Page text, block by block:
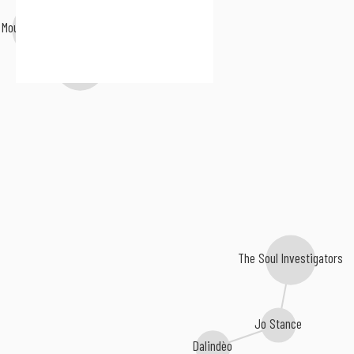
The Soul Investigators
Moussa Doumbia
Jo Stance
Dalindèo